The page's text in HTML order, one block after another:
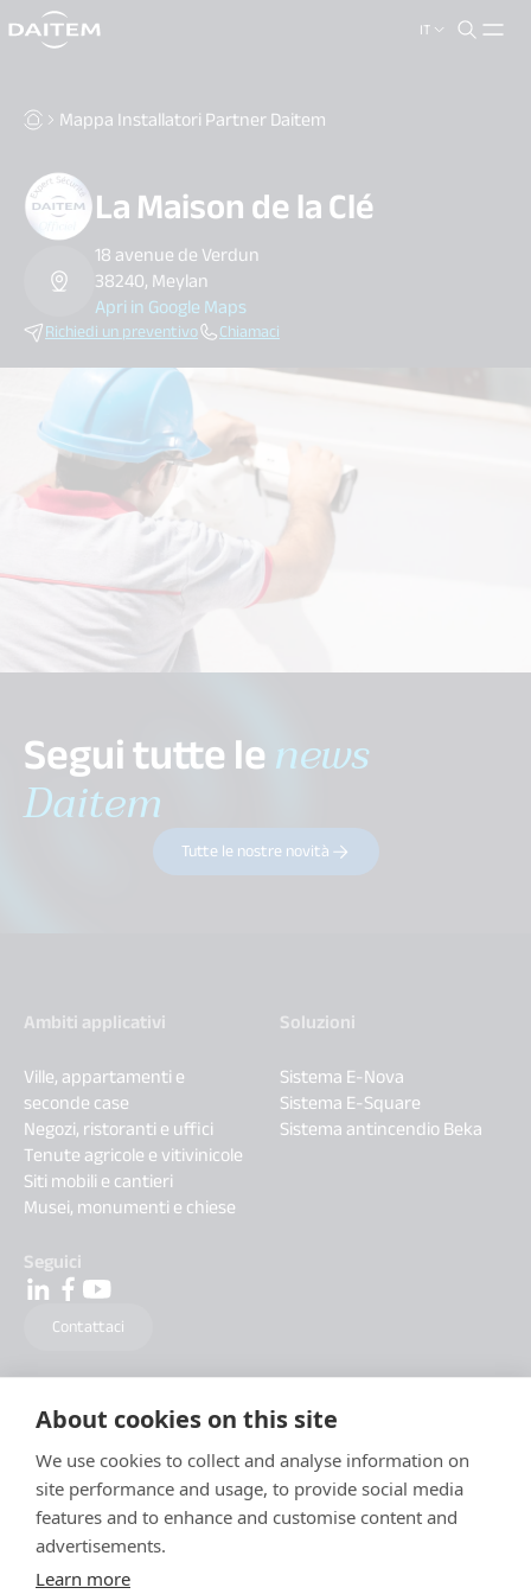
About cookies on this site
We use cookies to collect and analyse information on
site performance and usage, to provide social media
features and to enhance and customise content and
advertisements.
Learn more
IT
search.label
Mappa Installatori Partner Daitem
La Maison de la Clé
18 avenue de Verdun
38240, Meylan
Apri in Google Maps
Richiedi un preventivo Chiamaci
Segui tutte lenews
Daitem
Tutte le nostre novità
Ambiti applicativi
Ville, appartamenti e
seconde case
Negozi, ristoranti e uffici
Tenute agricole e vitivinicole
Siti mobili e cantieri
Musei, monumenti e chiese
Soluzioni
Sistema E-Nova
Sistema E-Square
Sistema antincendio Beka
Seguici
Contattaci